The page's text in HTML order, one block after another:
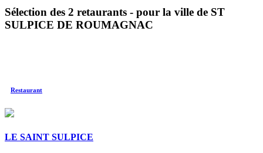
Sélection des 2 retaurants - pour la ville de ST
SULPICE DE ROUMAGNAC
Restaurant
LE SAINT SULPICE